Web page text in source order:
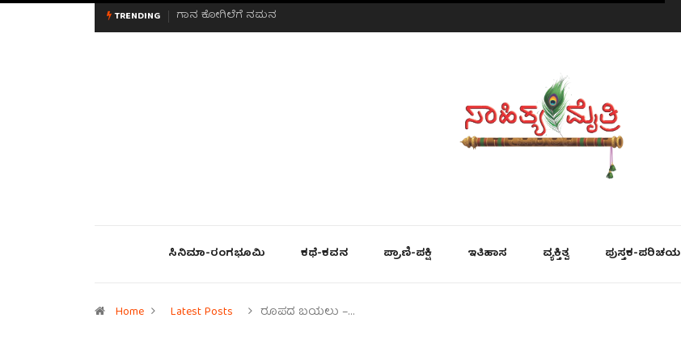
TRENDING ಮನಸಿನ ಸವಿಭಾವ
ಸಿನಿಮಾ-ರಂಗಭೂಮಿ ಕಥೆ-ಕವನ ಪ್ರಾಣಿ-ಪಕ್ಷಿ ಇತಿಹಾಸ ವ್ಯಕ್ತಿತ್ವ ಪುಸ್ತಕ-ಪರಿಚಯ
Home Latest Posts ರೂಪದ ಬಯಲು –…